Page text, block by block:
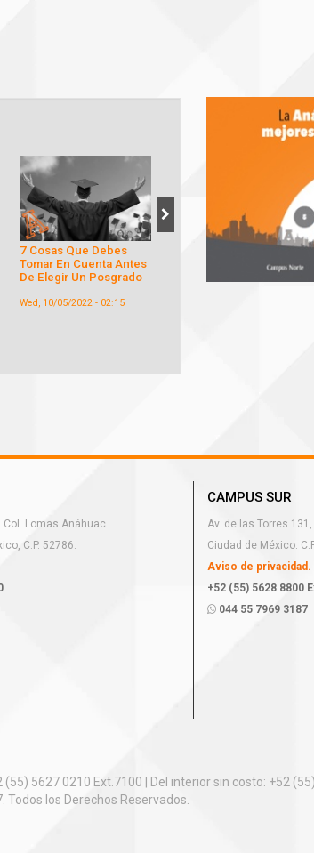
Las Principales
Estrategias Del
Marketing De Moda
Tue, 08/02/2022 - 11:49
Emociones: Claves Para
Col. Lomas Anáhuac
C.P. 52786.
CAMPUS SUR
Av. de las Torres
Ciudad de México.
Aviso de privacidad.
+52 (55) 5628 8800
044 55 7969 3187
5627 0210 Ext.7100 | Del interior sin costo: +52
Todos los Derechos Reservados.